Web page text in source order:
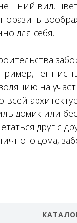
вид,
для себя.
на
всей
домик или
друг с
дома,